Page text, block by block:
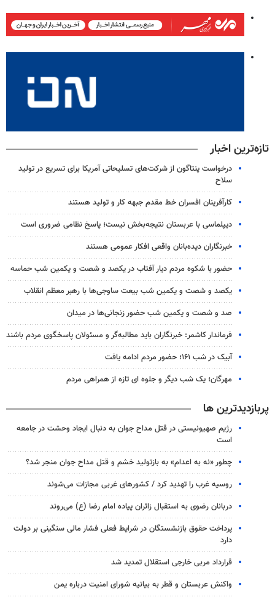
تازه‌ترین اخبار
درخواست پنتاگون از شرکت‌های تسلیحاتی آمریکا برای تسریع در تولید
سلاح
کارآفرینان افسران خط مقدم جبهه کار و تولید هستند
دیپلماسی با عربستان نتیجه‌بخش نیست؛ پاسخ نظامی ضروری است
خبرنگاران دیده‌بانان واقعی افکار عمومی هستند
حضور با شکوه مردم دیار آفتاب در یکصد و شصت و یکمین شب حماسه
یکصد و شصت و یکمین شب بیعت ساوجی‌ها با رهبر معظم انقلاب
صد و شصت و یکمین شب حضور زنجانی‌ها در میدان
فرماندار کاشمر: خبرنگاران باید مطالبه‌گر و مسئولان پاسخگوی مردم باشند
آبیک در شب ۱۶۱؛ حضور مردم ادامه یافت
مهرگان؛ یک شب دیگر و جلوه ای تازه از همراهی مردم
پربازدیدترین ها
رژیم صهیونیستی در قتل مداح جوان به دنبال ایجاد وحشت در جامعه
است
چطور «نه به اعدام» به بازتولید خشم و قتل مداح جوان منجر شد؟
روسیه غرب را تهدید کرد / کشورهای غربی مجازات می‌شوند
دربانان رضوی به استقبال زائران پیاده امام رضا (ع) می‌روند
پرداخت حقوق بازنشستگان در شرایط فعلی فشار مالی سنگینی بر دولت
دارد
قرارداد مربی خارجی استقلال تمدید شد
واکنش عربستان و قطر به بیانیه شورای امنیت درباره یمن